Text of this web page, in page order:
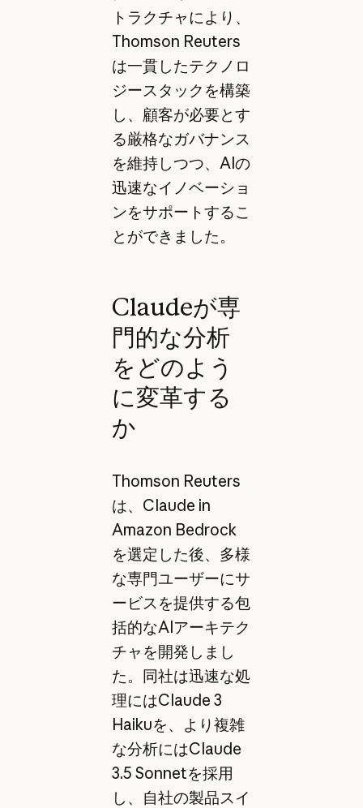
トラクチャにより、
Thomson Reuters
は一貫したテクノロ
ジースタックを構築
し、顧客が必要とす
る厳格なガバナンス
を維持しつつ、AIの
迅速なイノベーショ
ンをサポートするこ
とができました。
Claudeが専
門的な分析
をどのよう
に変革する
か
Thomson Reuters
は、Claude in
Amazon Bedrock
を選定した後、多様
な専門ユーザーにサ
ービスを提供する包
括的なAIアーキテク
チャを開発しまし
た。同社は迅速な処
理にはClaude 3
Haikuを、より複雑
な分析にはClaude
3.5 Sonnetを採用
し、自社の製品スイ